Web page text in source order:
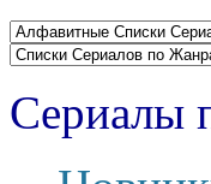
Сериалы